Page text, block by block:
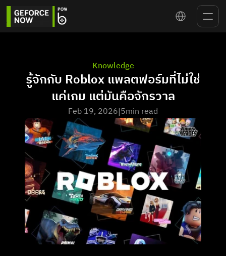
Select Language
Knowledge
รู้จักกับ Roblox แพลตฟอร์มที่ไม่ใช่
แค่เกม แต่มันคือจักรวาล
Feb 19, 2026|5min read